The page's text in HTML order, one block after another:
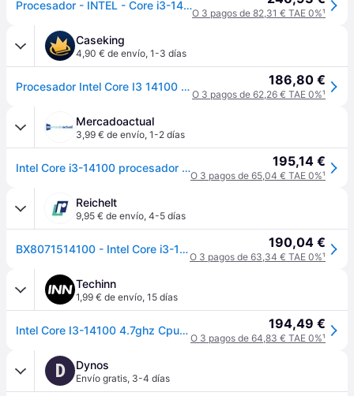
Procesador - INTEL - Core i3-14100 4.7GHz LGA1700 Box - Intel Smart Cache de 12 MB - Cuatro núcleos - 512 GB
O 3 pagos de 82,31 € TAE 0%¹
Caseking
4,90 € de envío, 1-3 días
Procesador Intel Core I3 14100 4-Core (3.5GHz-4.7GHz) 12MB Skt1700 186,80 €
O 3 pagos de 62,26 € TAE 0%¹
Mercadoactual
3,99 € de envío, 1-2 días
Intel Core i3-14100 procesador 12 MB Smart Cache Caja 195,14 €
O 3 pagos de 65,04 € TAE 0%¹
Reichelt
9,95 € de envío, 4-5 días
BX8071514100 - Intel Core i3-14100, 3.5-4.7GHz, en caja, 1700 190,04 €
O 3 pagos de 63,34 € TAE 0%¹
Techinn
1,99 € de envío, 15 días
Intel Core I3-14100 4.7ghz Cpu Azul 194,49 €
O 3 pagos de 64,83 € TAE 0%¹
D Dynos
Envío gratis, 3-4 días